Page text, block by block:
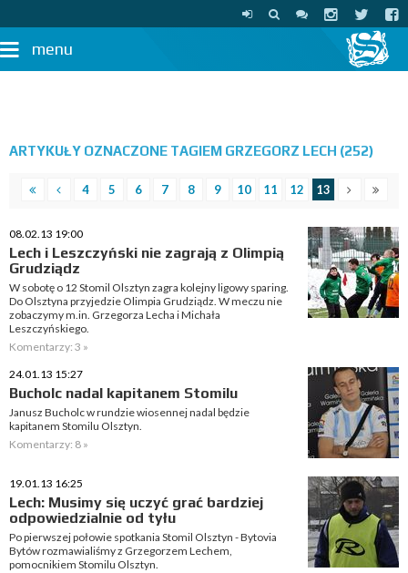
menu
ARTYKUŁY OZNACZONE TAGIEM GRZEGORZ LECH (252)
4 5 6 7 8 9 10 11 12 13
08.02.13 19:00
Lech i Leszczyński nie zagrają z Olimpią
Grudziądz
W sobotę o 12 Stomil Olsztyn zagra kolejny ligowy sparing.
Do Olsztyna przyjedzie Olimpia Grudziądz. W meczu nie
zobaczymy m.in. Grzegorza Lecha i Michała
Leszczyńskiego.
Komentarzy: 3 »
24.01.13 15:27
Bucholc nadal kapitanem Stomilu
Janusz Bucholc w rundzie wiosennej nadal będzie
kapitanem Stomilu Olsztyn.
Komentarzy: 8 »
19.01.13 16:25
Lech: Musimy się uczyć grać bardziej
odpowiedzialnie od tyłu
Po pierwszej połowie spotkania Stomil Olsztyn - Bytovia
Bytów rozmawialiśmy z Grzegorzem Lechem,
pomocnikiem Stomilu Olsztyn.